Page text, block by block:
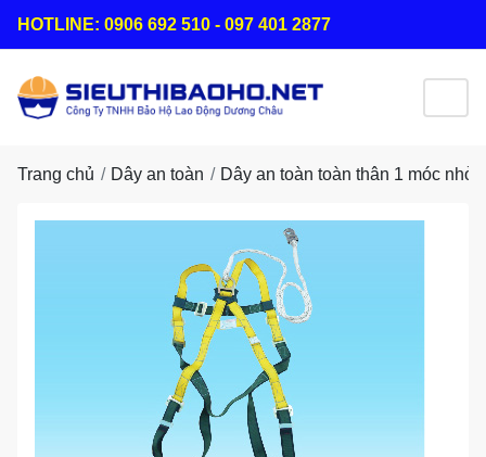
HOTLINE: 0906 692 510 - 097 401 2877
Trang chủ Dây an toàn Dây an toàn toàn thân 1 móc nhỏ